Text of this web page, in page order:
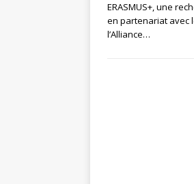
ERASMUS+, une
en partenariat avec
l’Alliance…